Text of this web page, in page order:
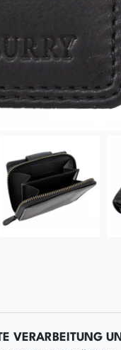
VERARBEITUNG